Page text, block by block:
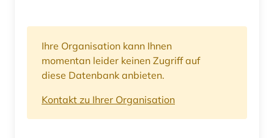
Ihre Organisation kann Ihnen
momentan leider keinen Zugriff auf
diese Datenbank anbieten.
Kontakt zu Ihrer Organisation